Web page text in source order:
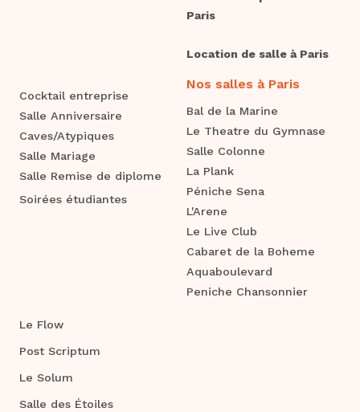
Paris
Location de salle à Paris
Cocktail entreprise
Salle Anniversaire
Caves/Atypiques
Salle Mariage
Salle Remise de diplome
Soirées étudiantes
Nos salles à Paris
Bal de la Marine
Le Theatre du Gymnase
Salle Colonne
La Plank
Péniche Sena
L'Arene
Le Live Club
Cabaret de la Boheme
Aquaboulevard
Peniche Chansonnier
Le Flow
Post Scriptum
Le Solum
Salle des Étoiles